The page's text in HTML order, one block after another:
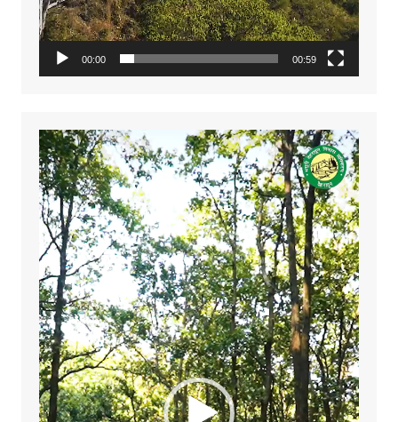
00:00 00:59
Video
Player